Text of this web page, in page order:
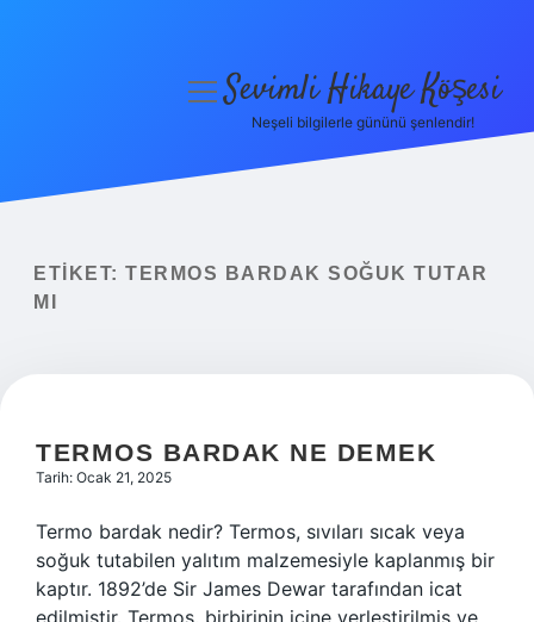
Yasal Uyarı
menüyüSevimli Hikaye Köşesi
Neşeli bilgilerle gününü şenlendir!
ETIKET: TERMOS BARDAK SOĞUK TUTAR
MI
TERMOS BARDAK NE DEMEK
Tarih: Ocak 21, 2025
Termo bardak nedir? Termos, sıvıları sıcak veya
soğuk tutabilen yalıtım malzemesiyle kaplanmış bir
kaptır. 1892’de Sir James Dewar tarafından icat
edilmiştir. Termos, birbirinin içine yerleştirilmiş ve